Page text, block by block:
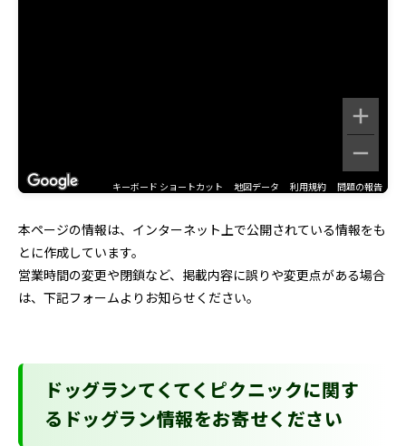
キーボード ショートカット 地図データ 利用規約 問題の報告
本ページの情報は、インターネット上で公開されている情報をも
とに作成しています。
営業時間の変更や閉鎖など、掲載内容に誤りや変更点がある場合
は、下記フォームよりお知らせください。
ドッグランてくてくピクニックに関す
るドッグラン情報をお寄せください